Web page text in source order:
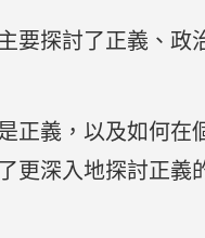
要探討了正義、
正義，以及如何在
深入地探討正義